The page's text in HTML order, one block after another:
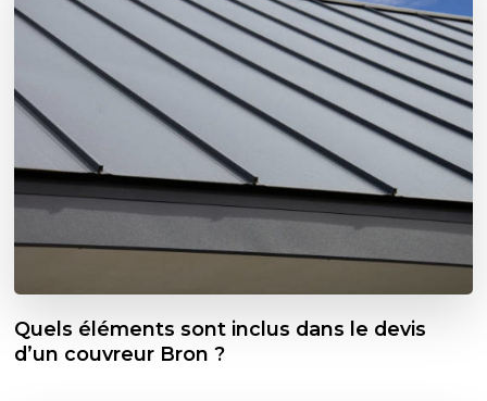
Quels éléments sont inclus dans le devis
d’un couvreur Bron ?